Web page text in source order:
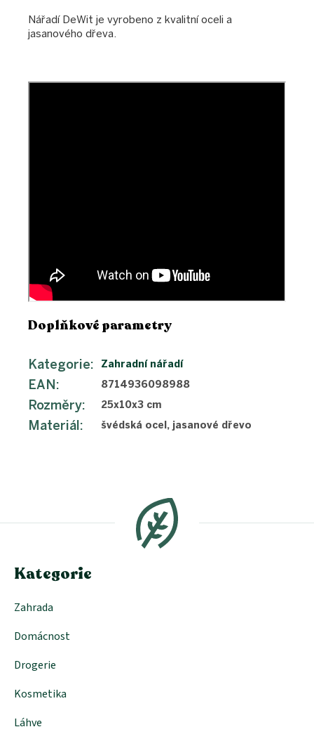
Nářadí DeWit je vyrobeno z kvalitní oceli a
jasanového dřeva.
Doplňkové parametry
Kategorie: Zahradní nářadí
EAN: 8714936098988
Rozměry: 25x10x3 cm
Materiál: švédská ocel, jasanové dřevo
a
Kategorie
Zahrada
Domácnost
Drogerie
Kosmetika
Láhve